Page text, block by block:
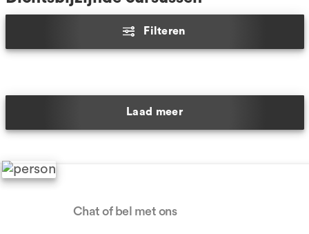
Filteren
Laad meer
Chat of bel met ons